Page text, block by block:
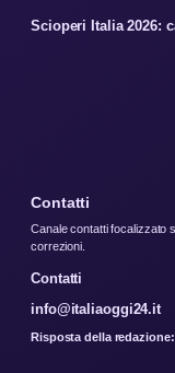
Scioperi Italia 2026:
Contatti
Canale contatti focalizzato
correzioni.
Contatti
info@italiaoggi24.it
Risposta della